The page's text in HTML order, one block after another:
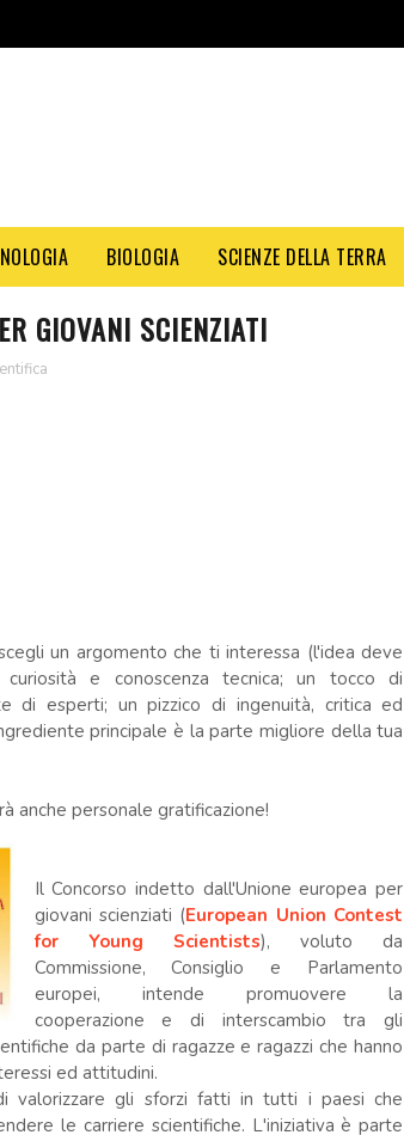
BIOLOGIA SCIENZE DELLA TERRA
GIOVANI SCIENZIATI
un argomento che ti interessa (l'idea deve
e conoscenza tecnica; un tocco di
di esperti; un pizzico di ingenuità, critica ed
principale è la parte migliore della tua
anche personale gratificazione!
Il Concorso indetto dall'Unione europea per
giovani scienziati (European Union Contest
for Young Scientists), voluto da
Commissione, Consiglio e Parlamento
europei, intende promuovere la
cooperazione e di interscambio tra gli
da parte di ragazze e ragazzi che hanno
ed attitudini.
valorizzare gli sforzi fatti in tutti i paesi che
le carriere scientifiche. L'iniziativa è parte